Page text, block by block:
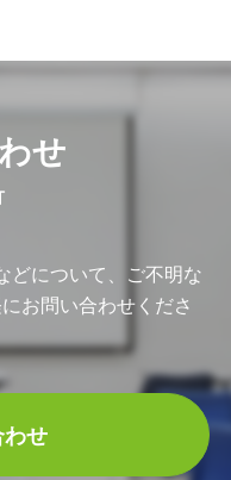
せ
どについて、ご不明な
お問い合わせくださ
せ